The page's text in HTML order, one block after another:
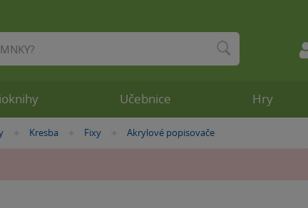
»
Kresba »Fixy »Akrylové popisovače
Učebnice Hry